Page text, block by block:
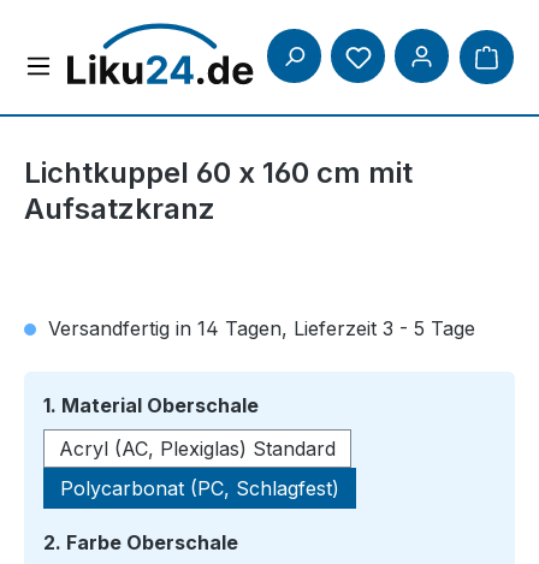
Zum Hauptinhalt springen
Lichtkuppel 60 x 160 cm mit
Aufsatzkranz
Versandfertig in 14 Tagen, Lieferzeit 3 - 5 Tage
1. Material Oberschaleauswählen
Acryl (AC, Plexiglas) Standard
Polycarbonat (PC, Schlagfest)
2. Farbe Oberschaleauswählen